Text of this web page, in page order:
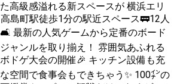
高級感溢れる新スペースが 横浜エリ
高島町駅徒歩1分の駅近スペース🚃12人
ード
ャンルを取り揃え！ 雰囲気あふれる
ドゲ大会の開催🎉 キッチン設備も充
で食事会もできちゃう✨ 100㌅の